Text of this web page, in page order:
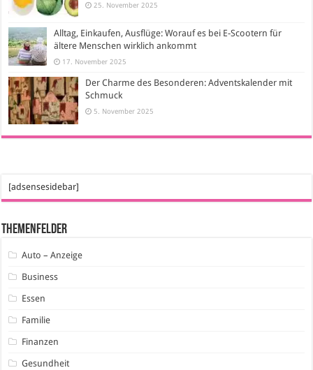
25. November 2025
Alltag, Einkaufen, Ausflüge: Worauf es bei E-Scootern für
ältere Menschen wirklich ankommt
17. November 2025
Der Charme des Besonderen: Adventskalender mit
Schmuck
5. November 2025
[adsensesidebar]
Themenfelder
Auto – Anzeige
Business
Essen
Familie
Finanzen
Gesundheit